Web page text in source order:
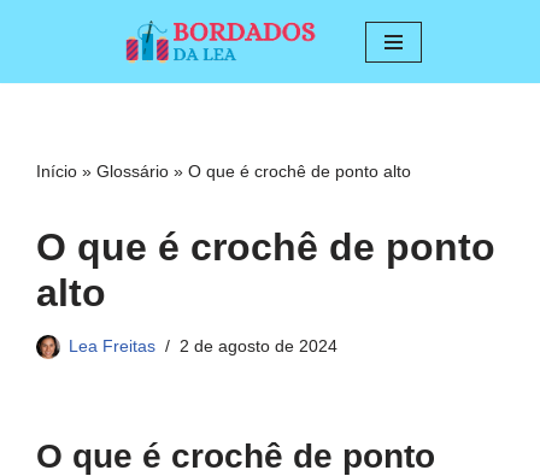
conteúdo
Início » Glossário » O que é crochê de ponto alto
O que é crochê de ponto
alto
Lea Freitas 2 de agosto de 2024
O que é crochê de ponto